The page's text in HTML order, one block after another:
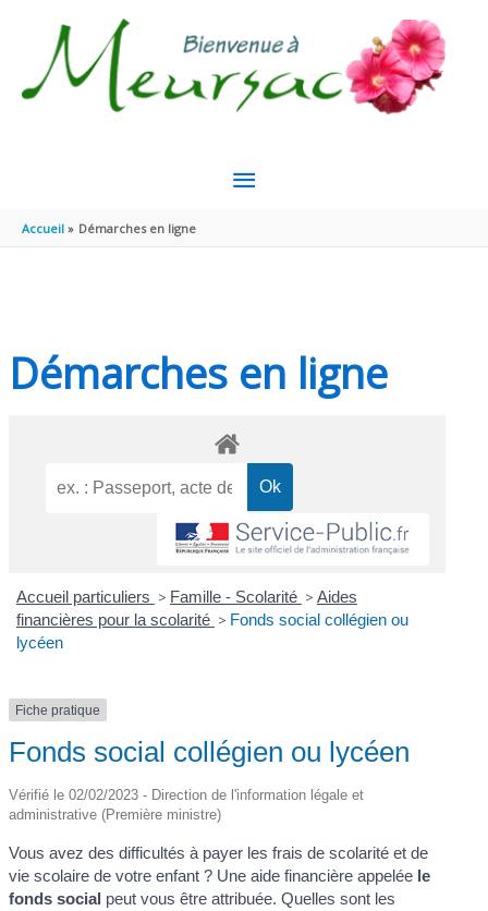
MENU
Accueil Démarches en ligne
Démarches en ligne
Accueil particuliers > Famille - Scolarité > Aides
financières pour la scolarité > Fonds social collégien ou
lycéen
Fiche pratique
Fonds social collégien ou lycéen
Vérifié le 02/02/2023 - Direction de l'information légale et
administrative (Première ministre)
Vous avez des difficultés à payer les frais de scolarité et de
vie scolaire de votre enfant ? Une aide financière appelée le
fonds social peut vous être attribuée. Quelles sont les